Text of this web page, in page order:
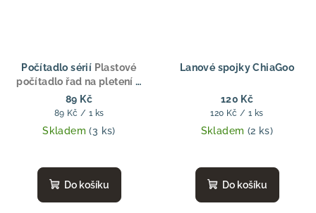
Počítadlo sérií Plastové
počítadlo řad na pletení –
modro-bílé
89 Kč
Měrná
cena:
89 Kč / 1 ks
Skladem(3 ks)
Do košíku
Lanové spojky ChiaGoo
120 Kč
Měrná
cena:
120 Kč / 1 ks
Skladem (2 ks)
Do košíku